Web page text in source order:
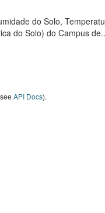
do Solo,
do Solo) do Campus
API Docs).